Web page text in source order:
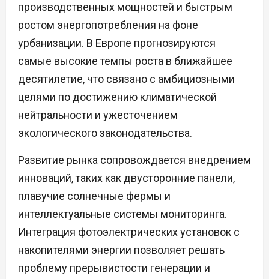
производственных мощностей и быстрым
ростом энергопотребления на фоне
урбанизации. В Европе прогнозируются
самые высокие темпы роста в ближайшее
десятилетие, что связано с амбициозными
целями по достижению климатической
нейтральности и ужесточением
экологического законодательства.
Развитие рынка сопровождается внедрением
инноваций, таких как двусторонние панели,
плавучие солнечные фермы и
интеллектуальные системы мониторинга.
Интеграция фотоэлектрических установок с
накопителями энергии позволяет решать
проблему прерывистости генерации и